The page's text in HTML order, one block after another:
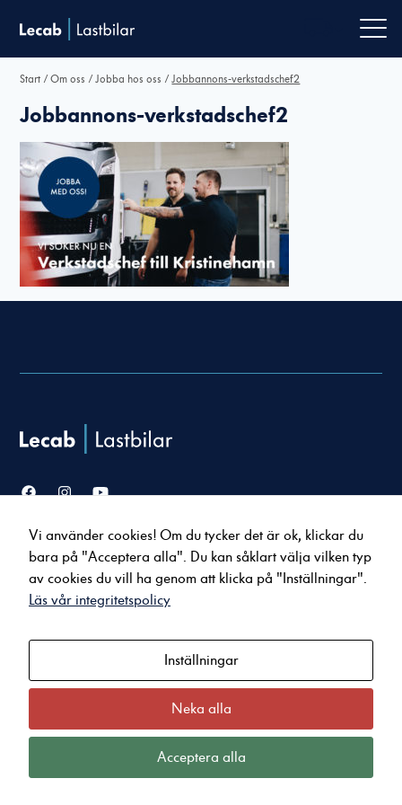
Start /Om oss /Jobba hos oss /Jobbannons-verkstadschef2
Jobbannons-verkstadschef2
Försäljning
Lastbilar
Bussar
Service & verkstad
Serviceavtal
Tillbehör & reservdelar
Nyheter
Kvalitet och miljö
Integritets- och Cookiepolicy
Kontakt
Karlstad
Arvika
Kristinehamn
Sunne
Vi använder cookies! Om du tycker det är ok, klickar du
bara på "Acceptera alla". Du kan såklart välja vilken typ
av cookies du vill ha genom att klicka på "Inställningar".
Läs vår integritetspolicy
Inställningar
Neka alla
Acceptera alla
Nödvändiga
hemsidan över
huvud taget
Statistik
För att vi ska